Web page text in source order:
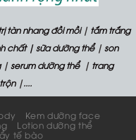
tàn nhang đồi mồi| tắm trắng
chất | sữa dưỡng thể |son
|serum dưỡng thể | trang
|....
Kem dưỡng face
Lotion dưỡng thể
tế bào